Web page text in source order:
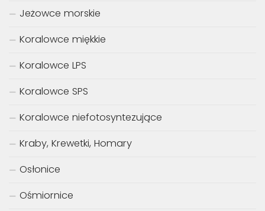
Jeżowce morskie
Koralowce miękkie
Koralowce LPS
Koralowce SPS
Koralowce niefotosyntezujące
Kraby, Krewetki, Homary
Osłonice
Ośmiornice